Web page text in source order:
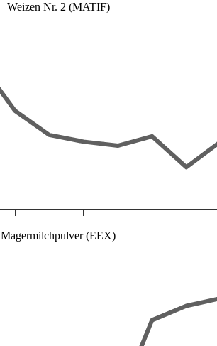
Weizen Nr. 2 (MATIF)
Magermilchpulver (EEX)